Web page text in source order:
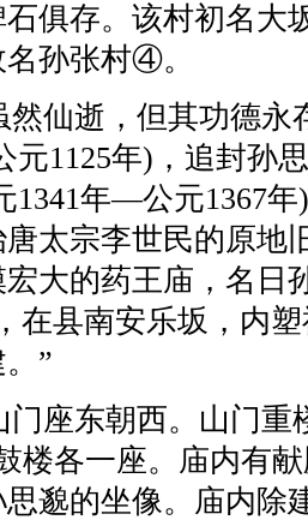
俱存。该村初名大
孙张村④。
然仙逝，但其功德永
1125年)，追封孙
1341年—公元1367
唐太宗李世民的原
大的药王庙，名日
在县南安乐坂，内
”
门座东朝西。山门重
楼各一座。庙内有
邈的坐像。庙内除